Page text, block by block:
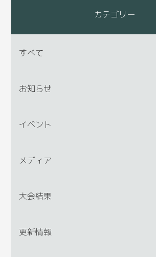
カテゴリー
すべて
お知らせ
イベント
メディア
大会結果
更新情報